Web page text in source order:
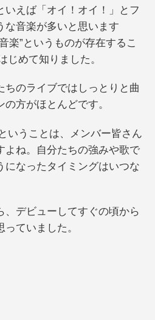
えば「オイ！オイ！」とフ
な音楽が多いと思います
楽”というものが存在するこ
じめて知りました。
のライブではしっとりと曲
方がほとんどです。
うことは、メンバー皆さん
よね。自分たちの強みや歌で
になったタイミングはいつな
デビューしてすぐの頃から
ていました。